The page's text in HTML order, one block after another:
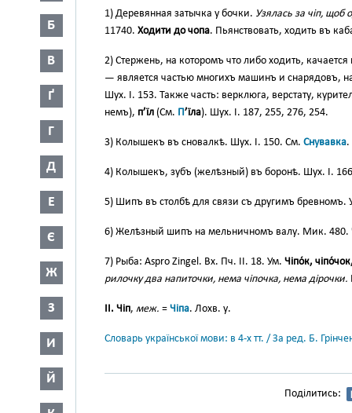
Б
В
Ґ
Г
Д
Е
Є
Ж
З
И
Й
1) Деревянная затычка у бочки. Узялась за чіп, щоб
11740. Ходити до чопа. Пьянствовать, ходить въ
2) Стержень, на которомъ что либо ходить,
— является частью многихъ машинъ и снарядовъ,
Шух. I. 153. Также часть: верклюга, верстату,
немъ), п’їл (См. П’їла). Шух. І. 187, 255, 276, 254.
3) Колышекъ въ сновалкѣ. Шух. І. 150. См. Снувавка.
4) Колышекъ, зубъ (желѣзный) въ боронѣ. Шух. I.
5) Шипъ въ столбѣ для связи съ другимъ бревномъ.
6) Желѣзный шипъ на мельничномъ валу. Мик. 480.
7) Рыба: Aspro Zingel. Вх. Пч. II. 18. Ум. Чіпо́к,
рилочку два напиточки, нема чіпочка, нема дірочки.
II. Чіп, меж. = Чіпа. Лохв. у.
Словарь української мови: в 4-х тт. / За ред. Б.
Поділитись: